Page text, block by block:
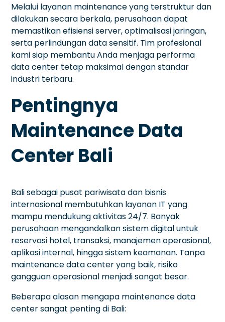
Melalui layanan maintenance yang terstruktur dan
dilakukan secara berkala, perusahaan dapat
memastikan efisiensi server, optimalisasi jaringan,
serta perlindungan data sensitif. Tim profesional
kami siap membantu Anda menjaga performa
data center tetap maksimal dengan standar
industri terbaru.
Pentingnya
Maintenance Data
Center Bali
Bali sebagai pusat pariwisata dan bisnis
internasional membutuhkan layanan IT yang
mampu mendukung aktivitas 24/7. Banyak
perusahaan mengandalkan sistem digital untuk
reservasi hotel, transaksi, manajemen operasional,
aplikasi internal, hingga sistem keamanan. Tanpa
maintenance data center yang baik, risiko
gangguan operasional menjadi sangat besar.
Beberapa alasan mengapa maintenance data
center sangat penting di Bali: